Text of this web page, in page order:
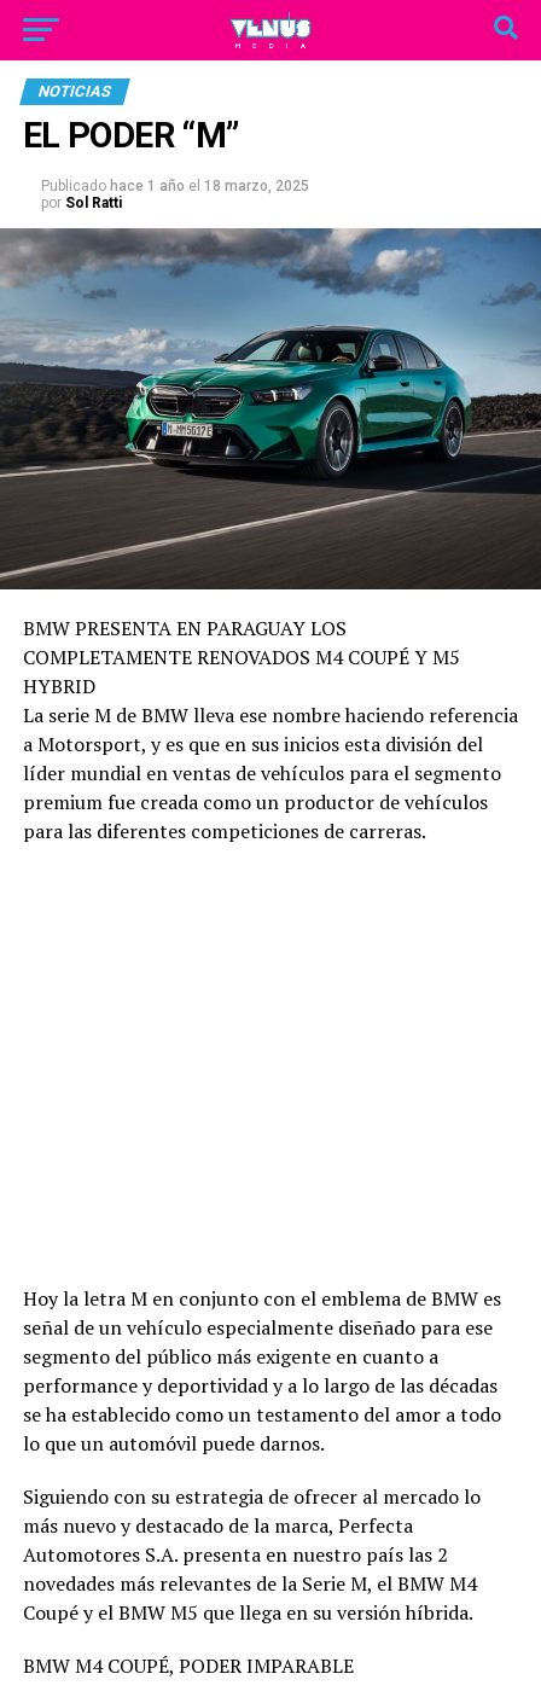
NOTICIAS
EL PODER “M”
Publicado hace 1 año el 18 marzo, 2025
por Sol Ratti
BMW PRESENTA EN PARAGUAY LOS
COMPLETAMENTE RENOVADOS M4 COUPÉ Y M5
HYBRID
La serie M de BMW lleva ese nombre haciendo referencia
a Motorsport, y es que en sus inicios esta división del
líder mundial en ventas de vehículos para el segmento
premium fue creada como un productor de vehículos
para las diferentes competiciones de carreras.
Hoy la letra M en conjunto con el emblema de BMW es
señal de un vehículo especialmente diseñado para ese
segmento del público más exigente en cuanto a
performance y deportividad y a lo largo de las décadas
se ha establecido como un testamento del amor a todo
lo que un automóvil puede darnos.
Siguiendo con su estrategia de ofrecer al mercado lo
más nuevo y destacado de la marca, Perfecta
Automotores S.A. presenta en nuestro país las 2
novedades más relevantes de la Serie M, el BMW M4
Coupé y el BMW M5 que llega en su versión híbrida.
BMW M4 COUPÉ, PODER IMPARABLE